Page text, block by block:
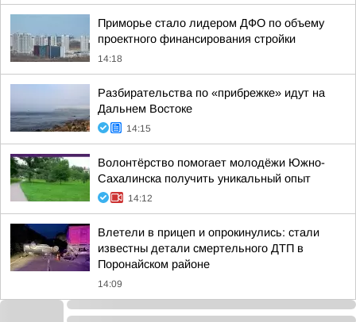
Приморье стало лидером ДФО по объему
проектного финансирования стройки
14:18
Разбирательства по «прибрежке» идут на
Дальнем Востоке
14:15
Волонтёрство помогает молодёжи Южно-
Сахалинска получить уникальный опыт
14:12
Влетели в прицеп и опрокинулись: стали
известны детали смертельного ДТП в
Поронайском районе
14:09